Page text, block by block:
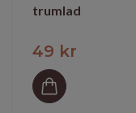
trumlad
49 kr